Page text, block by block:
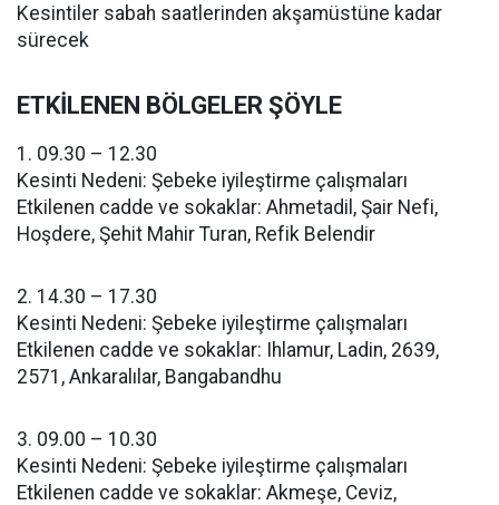
Kesintiler sabah saatlerinden akşamüstüne kadar
sürecek
ETKİLENEN BÖLGELER ŞÖYLE
1. 09.30 – 12.30
Kesinti Nedeni: Şebeke iyileştirme çalışmaları
Etkilenen cadde ve sokaklar: Ahmetadil, Şair Nefi,
Hoşdere, Şehit Mahir Turan, Refik Belendir
2. 14.30 – 17.30
Kesinti Nedeni: Şebeke iyileştirme çalışmaları
Etkilenen cadde ve sokaklar: Ihlamur, Ladin, 2639,
2571, Ankaralılar, Bangabandhu
3. 09.00 – 10.30
Kesinti Nedeni: Şebeke iyileştirme çalışmaları
Etkilenen cadde ve sokaklar: Akmeşe, Ceviz,